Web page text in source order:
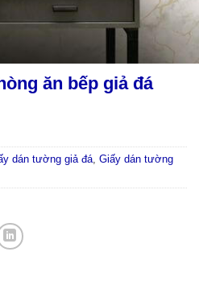
ăn bếp giả đá
dán tường giả đá, Giấy dán tường